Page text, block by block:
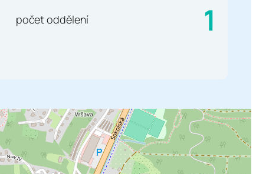
počet oddělení 1